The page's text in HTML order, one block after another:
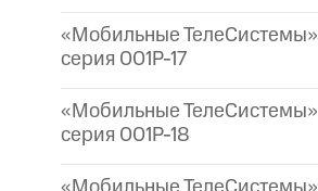
«Мобильные ТелеСистемы»
серия 001P-17
«Мобильные ТелеСистемы»
серия 001P-18